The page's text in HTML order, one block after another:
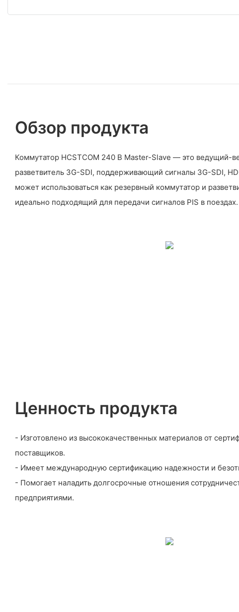
Обзор продукта
Коммутатор HCSTCOM 240 В Master-Slave — это ведущий-
разветвитель 3G-SDI, поддерживающий сигналы 3G-SDI,
может использоваться как резервный коммутатор и
идеально подходящий для передачи сигналов PIS в поездах.
Ценность продукта
- Изготовлено из высококачественных материалов от
поставщиков.
- Имеет международную сертификацию надежности и
- Помогает наладить долгосрочные отношения
предприятиями.